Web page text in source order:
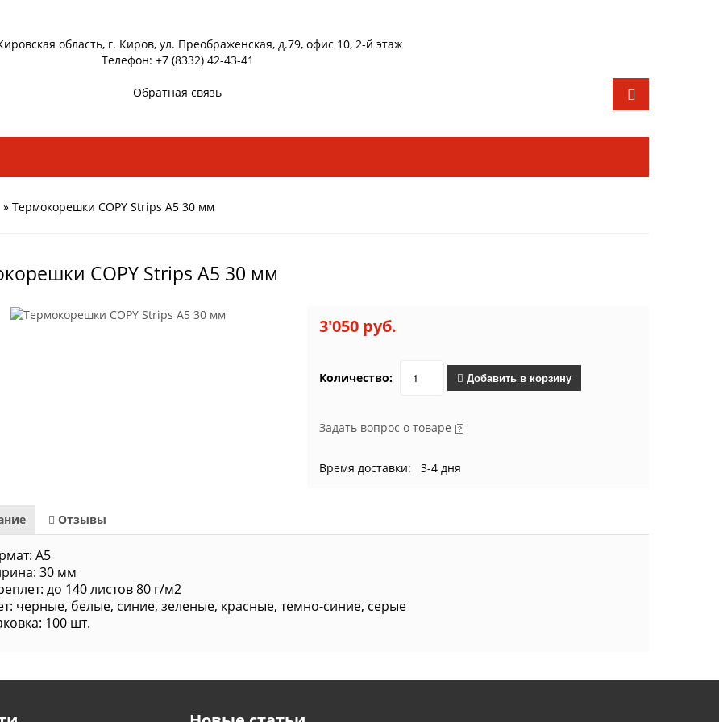
область, г. Киров, ул. Преображенская, д.79, офис 10, 2-й этаж
Телефон: +7 (8332) 42-43-41
Обратная связь
» Термокорешки COPY Strips A5 30 мм
COPY Strips A5 30 мм
3'050 руб.
Количество: Добавить в корзину
Задать вопрос о товаре
Время доставки: 3-4 дня
Отзывы
А5
30 мм
до 140 листов 80 г/м2
черные, белые, синие, зеленые, красные, темно-синие, серые
100 шт.